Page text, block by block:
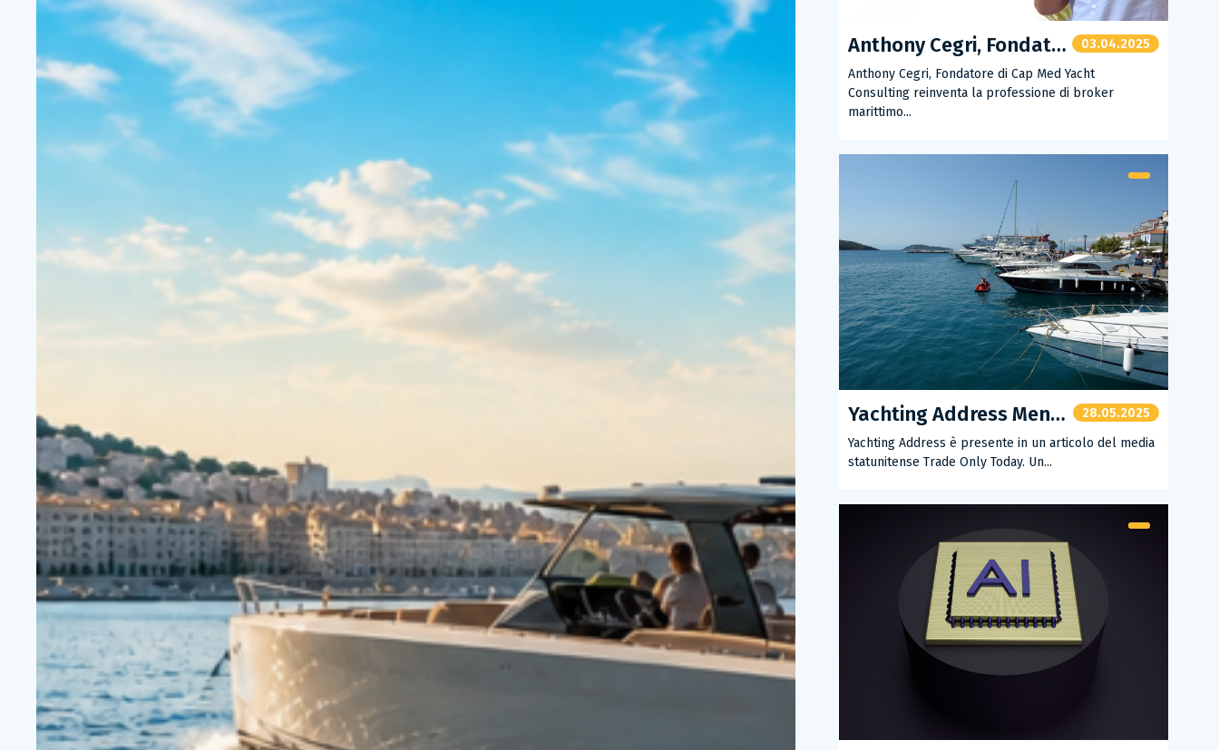
Anthony Cegri, Fondatore di Cap Med Yacht Consulting
03.04.2025
Anthony Cegri, Fondatore di Cap Med Yacht
Consulting reinventa la professione di broker
marittimo...
Yachting Address Menzionata nella Stampa Americana
28.05.2025
Yachting Address è presente in un articolo del media
statunitense Trade Only Today. Un...